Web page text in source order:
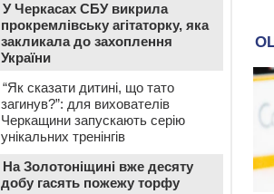
У Черкасах СБУ викрила
прокремлівську агітаторку, яка
закликала до захоплення
України
“Як сказати дитині, що тато
загинув?”: для вихователів
Черкащини запускають серію
унікальних тренінгів
На Золотоніщині вже десяту
добу гасять пожежу торфу